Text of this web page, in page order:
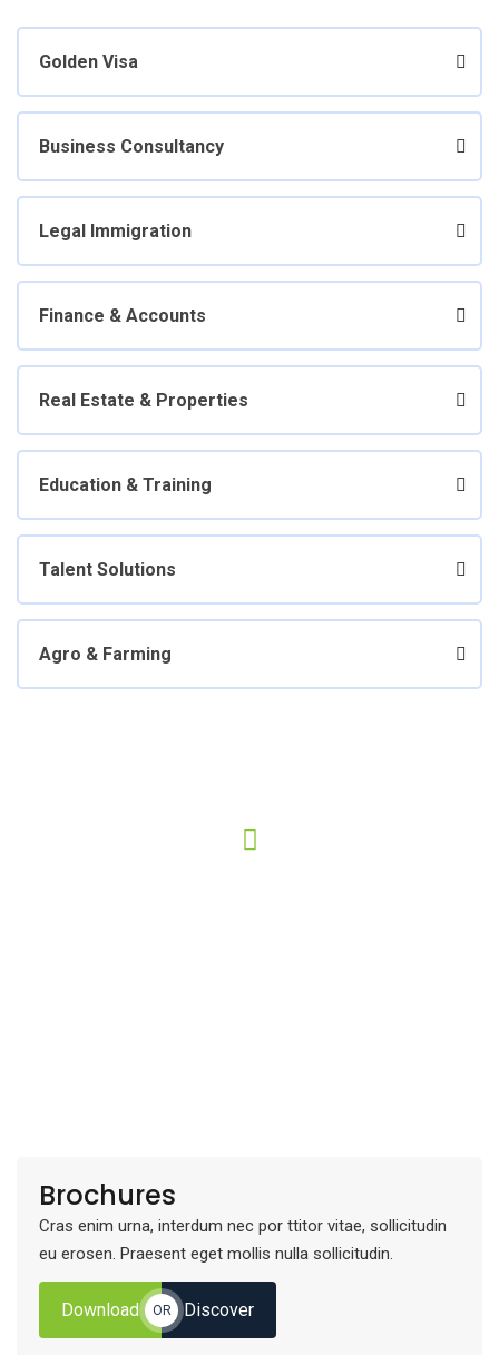
Golden Visa
Business Consultancy
Legal Immigration
Finance & Accounts
Real Estate & Properties
Education & Training
Talent Solutions
Agro & Farming
Brochures
Cras enim urna, interdum nec por ttitor vitae, sollicitudin
eu erosen. Praesent eget mollis nulla sollicitudin.
Download OR Discover